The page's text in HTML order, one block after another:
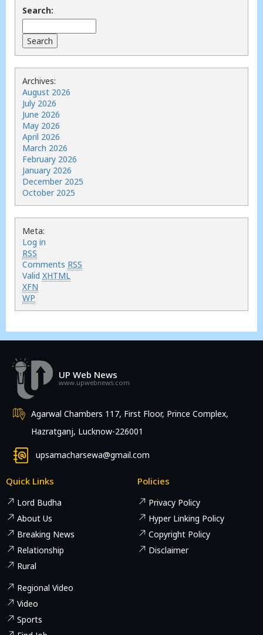
Search:
Archives:
August 2026
July 2026
June 2026
May 2026
April 2026
March 2026
February 2026
January 2026
December 2025
October 2025
Meta:
Log in
RSS
Comments RSS
Valid XHTML
XFN
WP
UP Web News
www.upwebnews.com
Agarwal Chambers 117, First Floor, Prince Complex,
Hazratganj, Lucknow-226001
upsamacharsewa@gmail.com
Quick Links
Lord Budha
About Us
Breaking News
Relationship
Rural
Regional Video
Video
Sports
Policies
Privacy Policy
Hyper Linking Policy
Copyright Policy
Disclaimer